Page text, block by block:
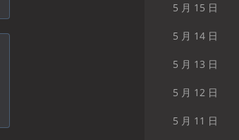
5 月 15 日
5 月 14 日
5 月 13 日
5 月 12 日
5 月 11 日